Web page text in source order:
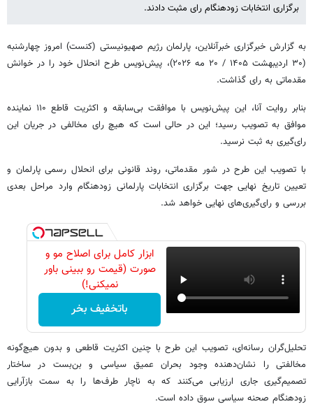
برگزاری انتخابات زودهنگام رای مثبت دادند.
به گزارش خبرگزاری خبرآنلاین، پارلمان رژیم صهیونیستی (کنست) امروز چهارشنبه
(۳۰ اردیبهشت ۱۴۰۵ / ۲۰ مه ۲۰۲۶)، پیش‌نویس طرح انحلال خود را در خوانش
مقدماتی به رای گذاشت.
بنابر روایت آنا، این پیش‌نویس با موافقت بی‌سابقه و اکثریت قاطع ۱۱۰ نماینده
موافق به تصویب رسید؛ این در حالی است که هیچ رای مخالفی در جریان این
رای‌گیری به ثبت نرسید.
با تصویب این طرح در شور مقدماتی، روند قانونی برای انحلال رسمی پارلمان و
تعیین تاریخ نهایی جهت برگزاری انتخابات پارلمانی زودهنگام وارد مراحل بعدی
بررسی و رای‌گیری‌های نهایی خواهد شد.
ابزار کامل برای اصلاح مو و
صورت (قیمت رو ببینی باور
نمیکنی!)
باتخفیف بخر
تحلیل‌گران رسانه‌ای، تصویب این طرح با چنین اکثریت قاطعی و بدون هیچ‌گونه
مخالفتی را نشان‌دهنده وجود بحران عمیق سیاسی و بن‌بست در ساختار
تصمیم‌گیری جاری ارزیابی می‌کنند که به ناچار طرف‌ها را به سمت بازآرایی
زودهنگام صحنه سیاسی سوق داده است.